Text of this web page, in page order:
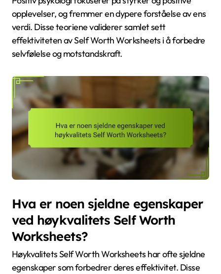
opplevelser, og fremmer en dypere forståelse av ens
verdi. Disse teoriene validerer samlet sett
effektiviteten av Self Worth Worksheets i å forbedre
selvfølelse og motstandskraft.
Hva er noen sjeldne egenskaper
ved høykvalitets Self Worth
Worksheets?
Høykvalitets Self Worth Worksheets har ofte sjeldne
egenskaper som forbedrer deres effektivitet. Disse